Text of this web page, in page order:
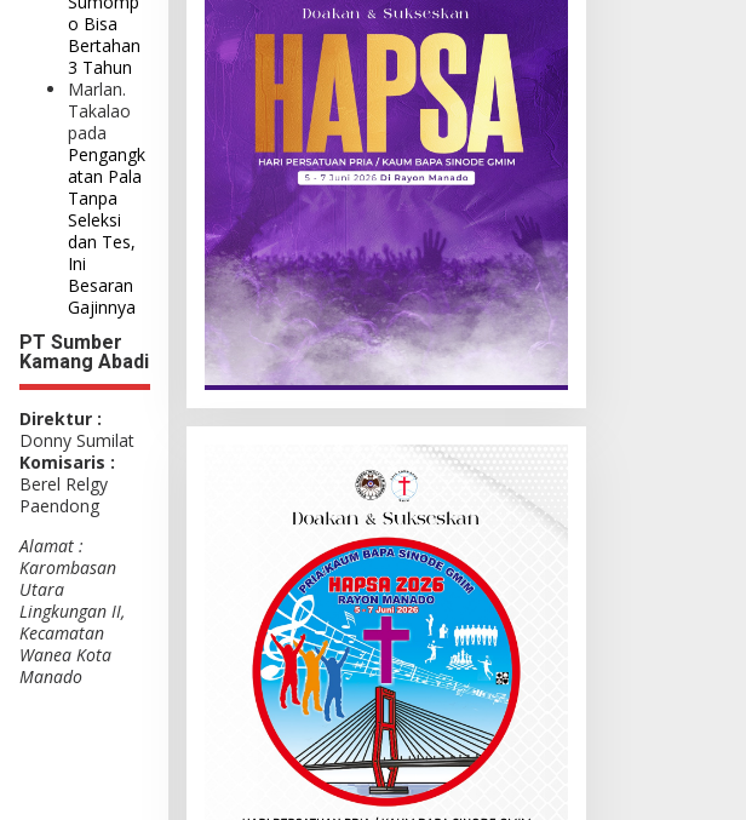
o Bisa
Bertahan
3 Tahun
Marlan.
Takalao
pada
Pengangk
atan Pala
Tanpa
Seleksi
dan Tes,
Ini
Besaran
Gajinnya
PT Sumber
Kamang Abadi
Direktur :
Donny Sumilat
Komisaris :
Berel Relgy
Paendong
Alamat :
Karombasan
Utara
Lingkungan II,
Kecamatan
Wanea Kota
Manado